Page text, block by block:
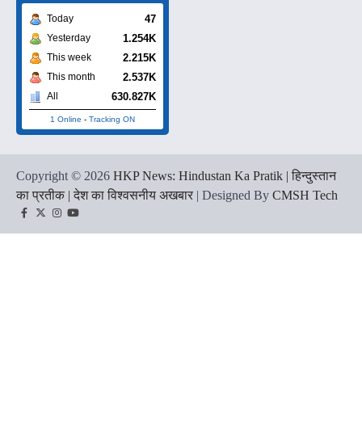
Today 47
Yesterday 1.254K
This week 2.215K
This month 2.537K
All 630.827K
1 Online - Tracking ON
Copyright © 2026 HKP News: Hindustan Ka Pratik | हिन्दुस्तान
का प्रतीक | देश का विश्वसनीय अखबार | Designed By CMSH Tech
Facebook
TwitterInstagram
YouTube